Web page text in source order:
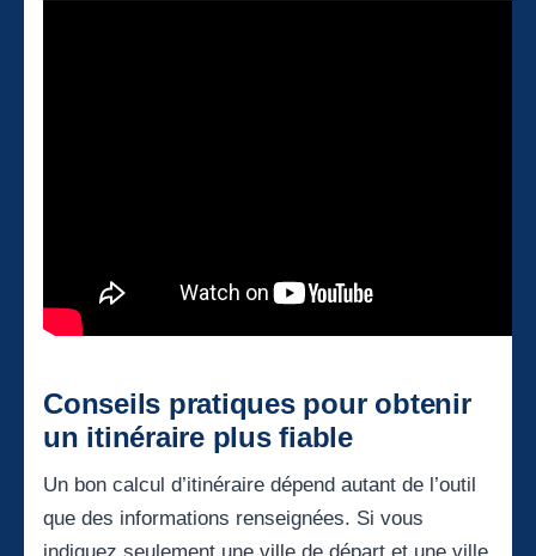
Conseils pratiques pour obtenir
un itinéraire plus fiable
Un bon calcul d’itinéraire dépend autant de l’outil
que des informations renseignées. Si vous